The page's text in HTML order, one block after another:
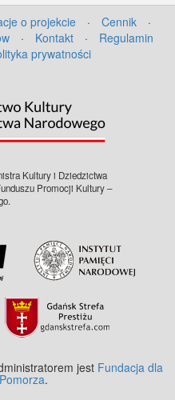
odkrytego
Dalej z tyłu
z wejściem
szyld z
ludzie
j. niemieckim:
auf dem Danziger
"21 września
Hermann
w zbiorach
1-91-1
o projekcie · Cennik
·
· Kontakt ·
Regulamin
prywatności
Kultury i Dziedzictwa
Promocji Kultury –
jest Fundacja dla
.